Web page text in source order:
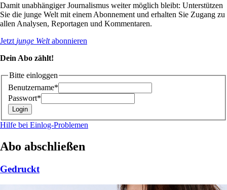
Damit unabhängiger Journalismus weiter möglich bleibt: Unterstützen
Sie die junge Welt mit einem Abonnement und erhalten Sie Zugang zu
allen Analysen, Reportagen und Kommentaren.
Jetzt junge Weltabonnieren
Dein Abo zählt!
Bitte einloggen
Benutzername*
Passwort*
Hilfe bei Einlog-Problemen
Abo abschließen
Gedruckt